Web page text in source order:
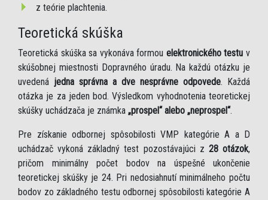
z teórie plachtenia.
Teoretická skúška
Teoretická skúška sa vykonáva formou elektronického testu v
skúšobnej miestnosti Dopravného úradu. Na každú otázku je
uvedená jedna správna a dve nesprávne odpovede. Každá
otázka je za jeden bod. Výsledkom vyhodnotenia teoretickej
skúšky uchádzača je známka „prospel“ alebo „neprospel“.
Pre získanie odbornej spôsobilosti VMP kategórie A a D
uchádzač vykoná základný test pozostávajúci z 28 otázok,
pričom minimálny počet bodov na úspešné ukončenie
teoretickej skúšky je 24. Pri nedosiahnutí minimálneho počtu
bodov zo základného testu odbornej spôsobilosti kategórie A